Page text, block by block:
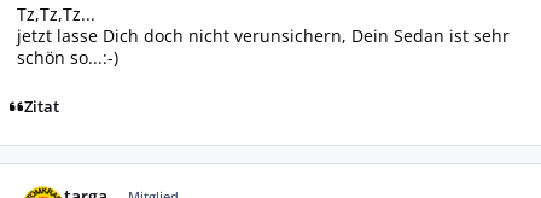
Tz,Tz,Tz...
jetzt lasse Dich doch nicht verunsichern, Dein Sedan ist sehr
schön so...:-)
Zitat